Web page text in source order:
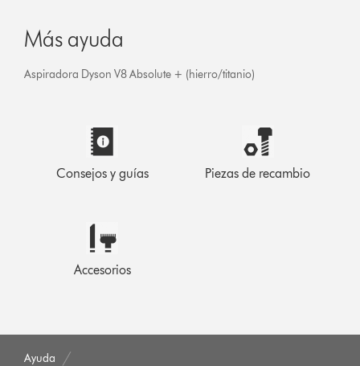
Más ayuda
Aspiradora Dyson V8 Absolute + (hierro/titanio)
Consejos y guías Piezas de recambio
Accesorios
Ayuda